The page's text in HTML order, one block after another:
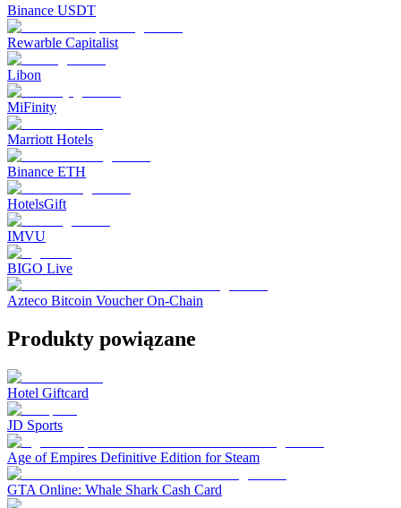
Binance USDT
Rewarble Capitalist
Libon
MiFinity
Marriott Hotels
Binance ETH
HotelsGift
IMVU
BIGO Live
Azteco Bitcoin Voucher On-Chain
Produkty powiązane
Hotel Giftcard
JD Sports
Age of Empires Definitive Edition for Steam
GTA Online: Whale Shark Cash Card